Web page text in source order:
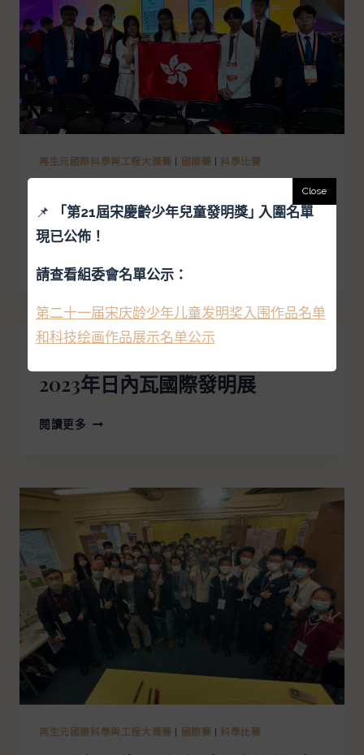
再生元國際科學與工程大獎賽 國際賽 科學比賽
2023年再生元國際科學與工程大
獎賽
2023年日內瓦國際發明展
閱讀更多
再生元國際科學與工程大獎賽 國際賽 科學比賽
📌 「第21屆宋慶齡少年兒童發明獎｣ 入圍名單
現已公佈！
請查看組委會名單公示：
第二十一届宋庆龄少年儿童发明奖入围作品名单
和科技绘画作品展示名单公示